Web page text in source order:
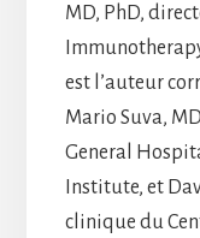
MD, PhD,
est l’auteur
Mario Suva,
General
Institute, et
clinique du